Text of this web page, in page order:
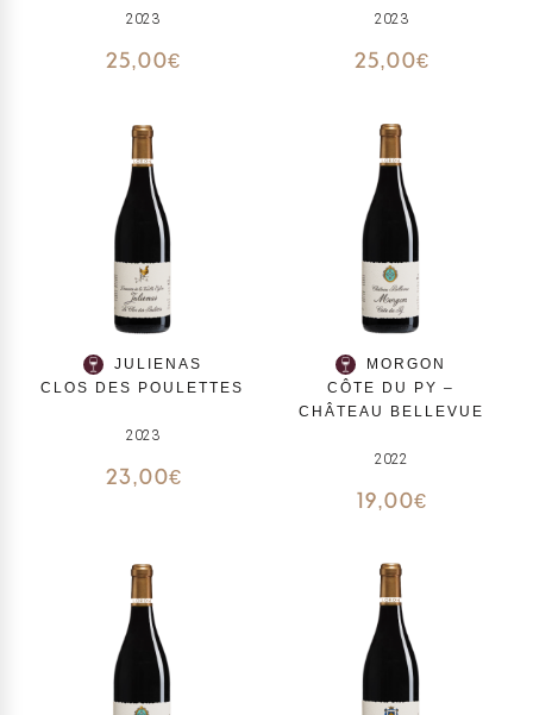
2023
25,00€
2023
25,00€
JULIENAS
CLOS DES POULETTES
2023
23,00€
MORGON
CÔTE DU PY –
CHÂTEAU BELLEVUE
2022
19,00€